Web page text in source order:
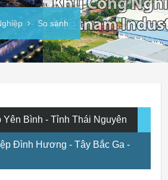
So sánh
Yên Bình - Tỉnh Thái Nguyên
Đình Hương - Tây Bắc Ga -